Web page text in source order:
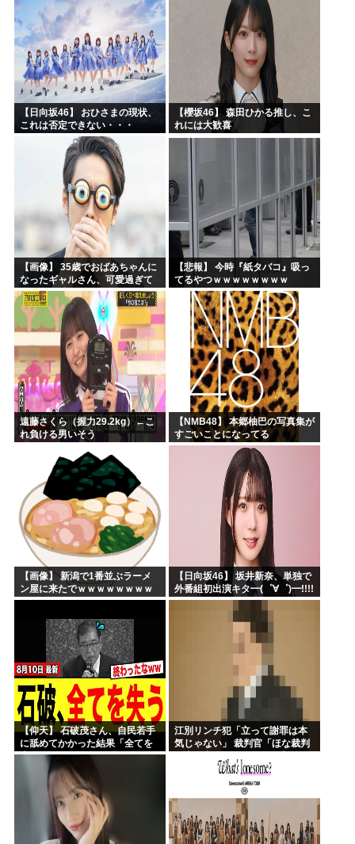
【日向坂46】 おひさまの現状、
これは否定できない・・・
【櫻坂46】 森田ひかる推し、こ
れには大歓喜
【画像】 35歳でおばあちゃんに
なったギャルさん、可愛過ぎて
嫉妬不可避w w w w w w w w w w
w
【悲報】 今時『紙タバコ』吸っ
てるやつｗｗｗｗｗｗｗｗ
遠藤さくら（握力29.2kg）←こ
れ負ける男いそう
【NMB48】 本郷柚巴の写真集が
すごいことになってる
【画像】 新潟で1番並ぶラーメ
ン屋に来たでｗｗｗｗｗｗｗｗ
【日向坂46】 坂井新奈、単独で
外番組初出演キタ━(゜∀゜)━!!!!
【仰天】 石破茂さん、自民若手
に舐めてかかった結果「全てを
失うｗｗｗｗｗ」
江別リンチ犯「立って謝罪は本
気じゃない」 裁判官「ほな裁判
ゃないな」